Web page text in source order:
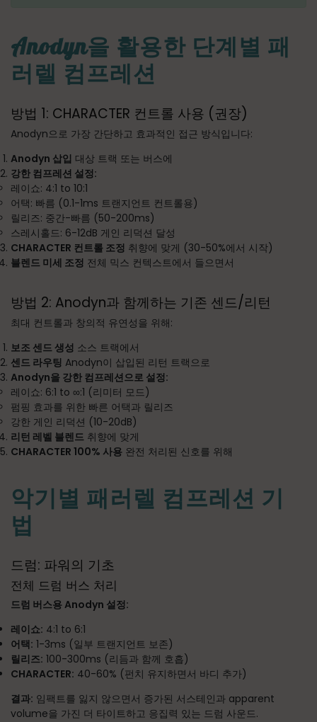
Anodyn을 활용한 단계별 패
러렐 컴프레션
방법 1: CHARACTER 컨트롤 사용 (권장)
Anodyn으로 가장 간단하고 효과적인 접근 방식입니다:
Anodyn 삽입 대상 트랙 또는 버스에
강한 컴프레션 설정:
레이쇼: 4:1 to 10:1
어택: 빠름 (0.1-1ms 트랜지언트 컨트롤용)
릴리즈: 중간-빠름 (50-200ms)
스레시홀드: 6-12dB 게인 리덕션 달성
CHARACTER 컨트롤 조정 취향에 맞게 (30-50%에서 시작)
블렌드 미세 조정 전체 믹스 컨텍스트에서 들으면서
방법 2: Anodyn과 함께하는 기존 센드/리턴
최대 컨트롤과 창의적 유연성을 위해:
보조 센드 생성 소스 트랙에서
센드 라우팅 Anodyn이 삽입된 리턴 트랙으로
Anodyn을 강한 컴프레션으로 설정:
레이쇼: 6:1 to ∞:1 (리미터 모드)
펌핑 효과를 위한 빠른 어택과 릴리즈
강한 게인 리덕션 (10-20dB)
리턴 레벨 블렌드 취향에 맞게
CHARACTER 100% 사용 완전 처리된 신호를 위해
악기별 패러렐 컴프레션 기
법
드럼: 파워의 기초
전체 드럼 버스 처리
드럼 버스용 Anodyn 설정:
레이쇼: 4:1 to 6:1
어택: 1-3ms (일부 트랜지언트 보존)
릴리즈: 100-300ms (리듬과 함께 호흡)
CHARACTER: 40-60% (펀치 유지하면서 바디 추가)
결과: 임팩트를 잃지 않으면서 증가된 서스테인과 apparent
volume을 가진 더 타이트하고 응집력 있는 드럼 사운드.